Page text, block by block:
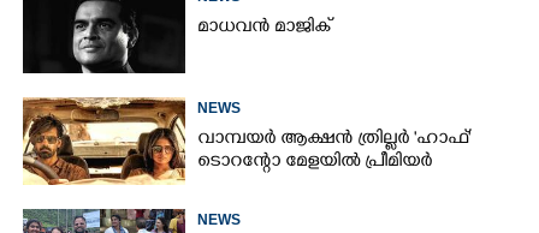
മാധവൻ മാജിക്
NEWS
വാമ്പയർ ആക്ഷൻ ത്രില്ലർ 'ഹാഫ്'
ടൊറന്റോ മേളയിൽ പ്രീമിയർ
NEWS